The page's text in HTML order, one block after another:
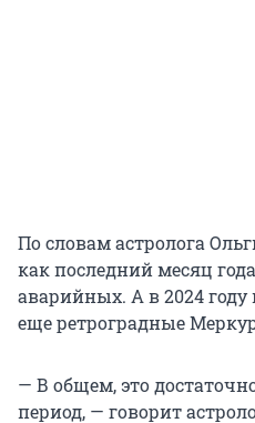
По словам астролога
как последний месяц
аварийных. А в 2024
еще ретроградные
— В общем, это
период, — говорит